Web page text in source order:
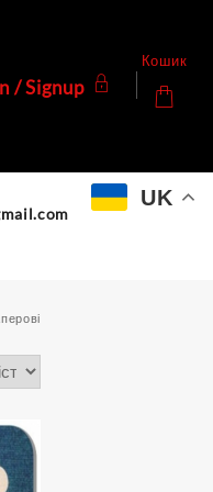
/ Signup
Кошик
UK